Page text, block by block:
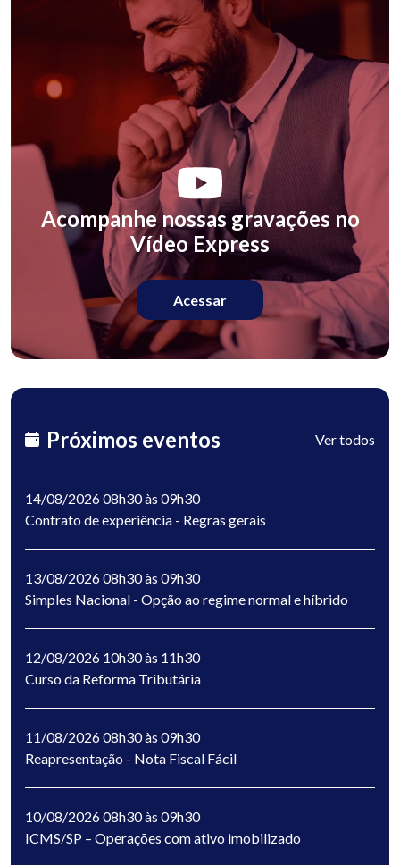
Acompanhe nossas gravações no
Vídeo Express
Acessar
Próximos eventos Ver todos
14/08/2026 08h30 às 09h30
Contrato de experiência - Regras gerais
13/08/2026 08h30 às 09h30
Simples Nacional - Opção ao regime normal e híbrido
12/08/2026 10h30 às 11h30
Curso da Reforma Tributária
11/08/2026 08h30 às 09h30
Reapresentação - Nota Fiscal Fácil
10/08/2026 08h30 às 09h30
ICMS/SP – Operações com ativo imobilizado